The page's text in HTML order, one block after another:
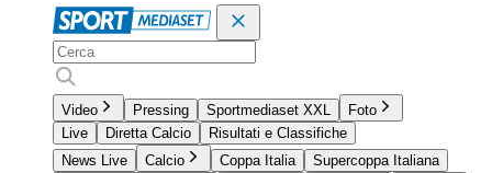
Video Pressing Sportmediaset XXL
Foto
Live
Diretta Calcio
Risultati e Classifiche
News Live
Calcio Coppa Italia
Supercoppa Italiana